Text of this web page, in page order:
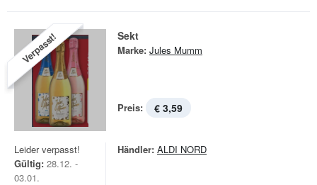
Verpasst! Sekt
Marke: Jules Mumm
Preis: € 3,59
Leider verpasst!
Gültig: 28.12. -
03.01.
Händler: ALDI NORD